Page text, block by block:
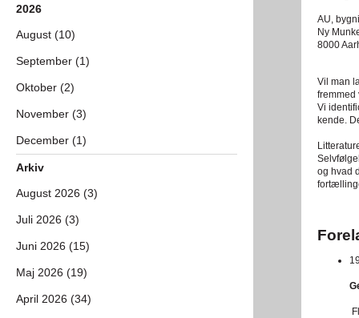
AU,
Ny
8000
Vil man
fremmed
Vi
kende.
og hvad
2026
August (10)
September (1)
Oktober (2)
November (3)
December (1)
Arkiv
August 2026 (3)
Juli 2026 (3)
Juni 2026 (15)
Maj 2026 (19)
April 2026 (34)